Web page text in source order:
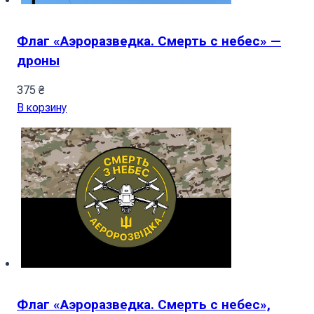
Флаг «Аэроразведка. Смерть с небес» —
дроны
375 ₴
В корзину
Флаг «Аэроразведка. Смерть с небес»,